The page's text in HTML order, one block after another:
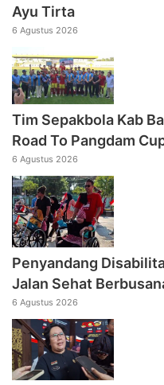
Ayu Tirta
6 Agustus 2026
Tim Sepakbola Kab
Road To Pangdam
6 Agustus 2026
Penyandang
Jalan Sehat
6 Agustus 2026